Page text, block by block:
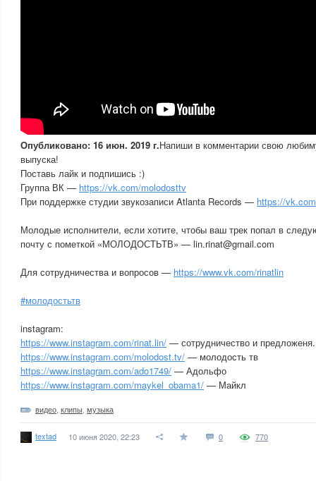
Опубликовано: 16 июн. 2019 г.Напиши в комментарии свою
выпуска!
Поставь лайк и подпишись :)
Группа ВК — https://vk.com/molodosttv
При поддержке студии звукозаписи Atlanta Records — https://
Молодые исполнители, если хотите, чтобы ваш трек попал в
почту с пометкой «МОЛОДОСТЬТВ» — lin.rinat@gmail.com
Для сотрудничества и вопросов — https://www.vk.com/rinatlin
#молодостьтв
instagram:
https://www.instagram.com/rinat.lin/ — сотрудничество и предложеня.
https://www.instagram.com/molodost.tv/ — молодость тв
https://www.instagram.com/ado1749/ — Адольфо
https://www.instagram.com/maykel_obama1/ — Майкл
видео клипы музыка
textad 10 июня 2020, 22:23 0 770